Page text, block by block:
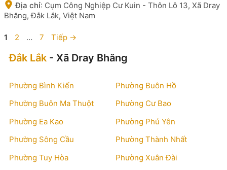
Địa chỉ: Cụm Công Nghiệp Cư Kuin - Thôn Lô 13, Xã Dray
Bhăng, Đắk Lắk, Việt Nam
Trang
1 Trang
2 … Trang
7 Tiếp →
Đắk Lắk - Xã Dray Bhăng
Phường Bình Kiến
Phường Buôn Hồ
Phường Buôn Ma Thuột
Phường Cư Bao
Phường Ea Kao
Phường Phú Yên
Phường Sông Cầu
Phường Thành Nhất
Phường Tuy Hòa
Phường Xuân Đài